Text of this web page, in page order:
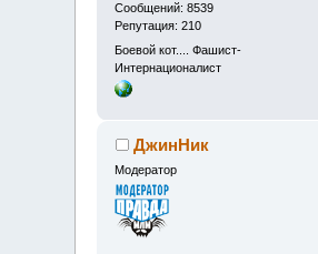
Сообщений: 8539
Репутация: 210
Боевой кот.... Фашист-
Интернационалист
ДжинНик
Модератор